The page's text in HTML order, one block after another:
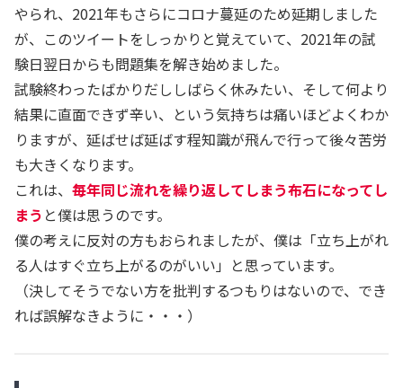
やられ、2021年もさらにコロナ蔓延のため延期しました
が、このツイートをしっかりと覚えていて、2021年の試
験日翌日からも問題集を解き始めました。
試験終わったばかりだししばらく休みたい、そして何より
結果に直面できず辛い、という気持ちは痛いほどよくわか
りますが、延ばせば延ばす程知識が飛んで行って後々苦労
も大きくなります。
これは、 毎年同じ流れを繰り返してしまう布石になってし
まう と僕は思うのです。
僕の考えに反対の方もおられましたが、僕は「立ち上がれ
る人はすぐ立ち上がるのがいい」と思っています。
（決してそうでない方を批判するつもりはないので、でき
れば誤解なきように・・・）